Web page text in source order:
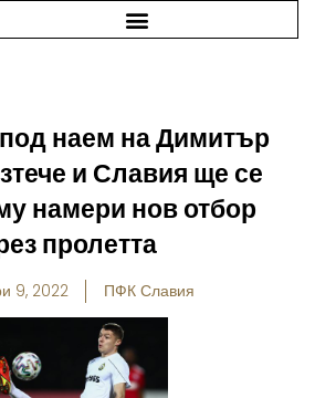
наем на Димитър
и Славия ще се
намери нов отбор
пролетта
9, 2022 ПФК Славия